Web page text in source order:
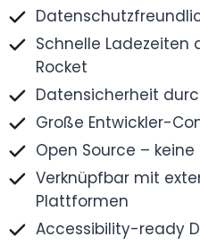
Schnelle Ladezeiten
Rocket
Datensicherheit
Große Entwickler-
Open Source – keine
Verknüpfbar mit
Plattformen
Accessibility-ready